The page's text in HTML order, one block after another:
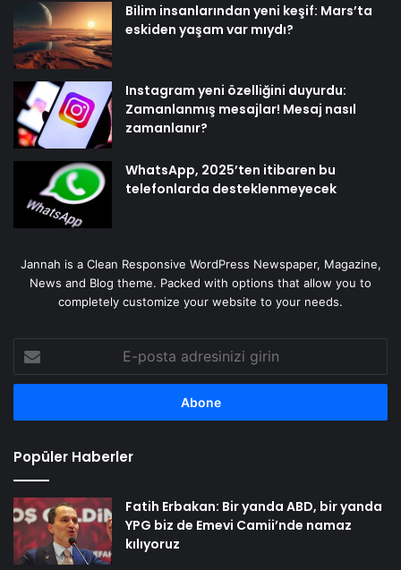
Bilim insanlarından yeni keşif: Mars’ta
eskiden yaşam var mıydı?
Instagram yeni özelliğini duyurdu:
Zamanlanmış mesajlar! Mesaj nasıl
zamanlanır?
WhatsApp, 2025’ten itibaren bu
telefonlarda desteklenmeyecek
Jannah is a Clean Responsive WordPress Newspaper, Magazine,
News and Blog theme. Packed with options that allow you to
completely customize your website to your needs.
posta
adresinizi
Popüler Haberler
Fatih Erbakan: Bir yanda ABD, bir yanda
YPG biz de Emevi Camii’nde namaz
kılıyoruz